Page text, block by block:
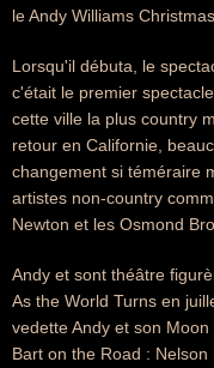
le Andy Williams
Lorsqu'il débuta, le
c'était le premier
cette ville la plus country
retour en Californie,
changement si téméraire
artistes non-country
Newton et les Osmond
Andy et sont théâtre
As the World Turns en
vedette Andy et son
Bart on the Road :